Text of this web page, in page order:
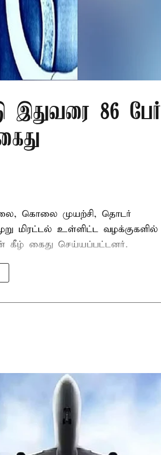
86 பேர்
கொலை முயற்சி, தொடர்
மிரட்டல் உள்ளிட்ட வழக்குகளில்
கீழ் கைது செய்யப்பட்டனர்.